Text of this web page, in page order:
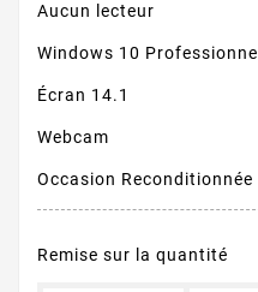
Aucun lecteur
Windows 10 Professionnel
Écran 14.1
Webcam
Occasion Reconditionnée
Remise sur la quantité